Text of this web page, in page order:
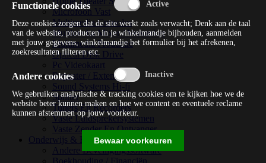
Microfoon Vast
Multimedia Consoles
Multimedia Mixer / Versterker
Multimedia Productie
Optical Disk Drive
Pc Videokaart
Repeater / Extender
Sound Systems Hi-fi
Splitter
Tuners En Recorders
Vaste Luidsprekersystemen
Vaste Zender En Ontvanger
Onderwijs & Recreatie
Andere Beveiligingssoftware
Functionele cookies
Deze cookies zorgen dat de site werkt zoals verwacht; Denk aan de taal
van de website, producten in je winkelmandje bijhouden, aanmelden
met jouw gegevens, winkelmandje het formulier bij het afrekenen,
zoekresultaten filteren etc.
Andere cookies
We gebruiken analytische & tracking cookies om te kijken hoe we de
website beter kunnen maken en hoe we content en eventuele reclame
kunnen afstemmen op jouw voorkeur.
Bewaar voorkeuren